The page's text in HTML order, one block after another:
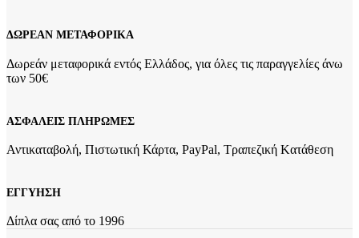
ΔΩΡΕΑΝ ΜΕΤΑΦΟΡΙΚΑ
Δωρεάν μεταφορικά εντός Ελλάδος, για όλες τις παραγγελίες άνω
των 50€
ΑΣΦΑΛΕΙΣ ΠΛΗΡΩΜΕΣ
Αντικαταβολή, Πιστωτική Κάρτα, PayPal, Τραπεζική Kατάθεση
ΕΓΓΥΗΣΗ
Δίπλα σας από το 1996